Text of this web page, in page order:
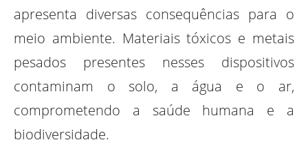
apresenta diversas consequências para o
meio ambiente. Materiais tóxicos e metais
pesados presentes nesses dispositivos
contaminam o solo, a água e o ar,
comprometendo a saúde humana e a
biodiversidade.